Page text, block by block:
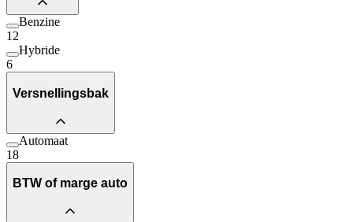
Benzine
12
Hybride
6
Versnellingsbak
Automaat
18
BTW of marge auto